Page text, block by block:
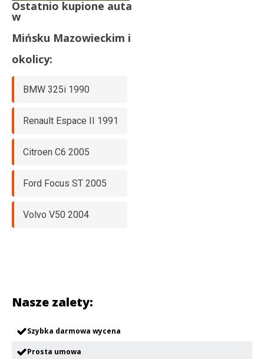
Ostatnio kupione auta
w
Mińsku Mazowieckim i
okolicy:
BMW 325i 1990
Renault Espace II 1991
Citroen C6 2005
Ford Focus ST 2005
Volvo V50 2004
Nasze zalety:
Szybka darmowa wycena
Prosta umowa